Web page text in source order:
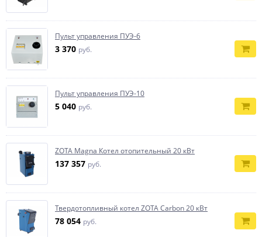
Пульт управления ПУЭ-6
3 370 руб.
Пульт управления ПУЭ-10
5 040 руб.
ZOTA Magna Котел отопительный 20 кВт
137 357 руб.
Твердотопливный котел ZOTA Carbon 20 кВт
78 054 руб.